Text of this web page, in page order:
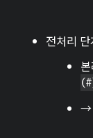
전처리
→